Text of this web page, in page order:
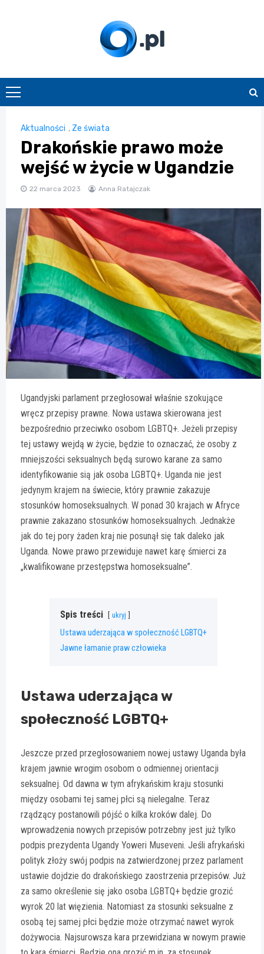
O.pl
Aktualności , Ze świata
Drakońskie prawo może
wejść w życie w Ugandzie
22 marca 2023 Anna Ratajczak
Ugandyjski parlament przegłosował właśnie szokujące
wręcz przepisy prawne. Nowa ustawa skierowana jest
bezpośrednio przeciwko osobom LGBTQ+. Jeżeli przepisy
tej ustawy wejdą w życie, będzie to oznaczać, że osoby z
mniejszości seksualnych będą surowo karane za samo
identyfikowanie sią jak osoba LGBTQ+. Uganda nie jest
jedynym krajem na świecie, który prawnie zakazuje
stosunków homoseksualnych. W ponad 30 krajach w Afryce
prawnie zakazano stosunków homoseksualnych. Jednakże
jak do tej pory żaden kraj nie posunął się tak daleko jak
Uganda. Nowe prawo przewiduje nawet karę śmierci za
„kwalifikowane przestępstwa homoseksualne”.
Spis treści ukryj
Ustawa uderzająca w społeczność LGBTQ+
Jawne łamanie praw człowieka
Ustawa uderzająca w
społeczność LGBTQ+
Jeszcze przed przegłosowaniem nowej ustawy Uganda była
krajem jawnie wrogim osobom o odmiennej orientacji
seksualnej. Od dawna w tym afrykańskim kraju stosunki
między osobami tej samej płci są nielegalne. Teraz
rządzący postanowili pójść o kilka kroków dalej. Do
wprowadzenia nowych przepisów potrzebny jest już tylko
podpis prezydenta Ugandy Yoweri Museveni. Jeśli afrykański
polityk złoży swój podpis na zatwierdzonej przez parlament
ustawie dojdzie do drakońskiego zaostrzenia przepisów. Już
za samo określenie się jako osoba LGBTQ+ będzie grozić
wyrok 20 lat więzienia. Natomiast za stosunki seksualne z
osobą tej samej płci będzie może otrzymać nawet wyrok
dożywocia. Najsurowsza kara przewidziana w nowym prawie